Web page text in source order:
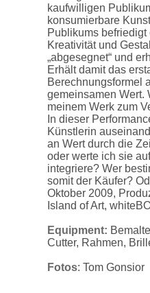
kaufwilligen
konsumierbare
Publikums
Kreativität und
„abgesegnet“ und
Erhält damit das
Berechnungsformel
gemeinsamen Wert.
meinem Werk zum
In dieser
Künstlerin
an Wert durch die
oder werte ich sie
integriere? Wer
somit der Käufer?
Oktober 2009,
Island of Art,
Equipment:
Cutter, Rahmen,
Fotos: Tom Gonsior